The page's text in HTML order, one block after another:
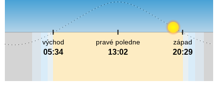
pravé poledne
13:02
východ
05:34
západ
20:29